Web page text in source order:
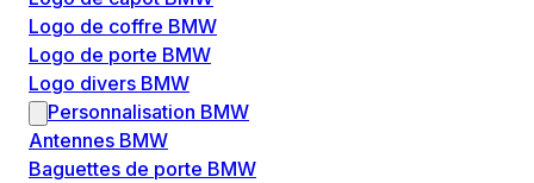
Logo de coffre BMW
Logo de porte BMW
Logo divers BMW
Personnalisation BMW
Antennes BMW
Baguettes de porte BMW